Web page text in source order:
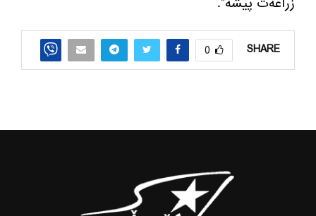
SHARE
0